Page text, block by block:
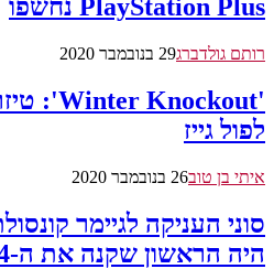
PlayStation Plus נחשפו
רותם גולדברג29 בנובמבר 2020
לפול גייז
איתי בן טוב26 בנובמבר 2020
היה הראשון שקנה את ה-PS4